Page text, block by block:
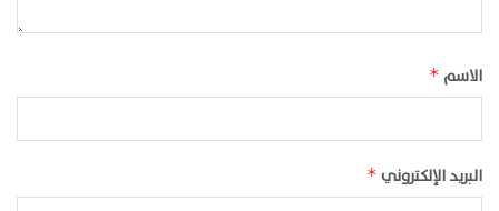
الاسم *
البريد الإلكتروني *